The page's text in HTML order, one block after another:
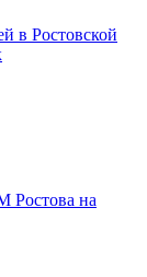
в Ростовской
Ростова на